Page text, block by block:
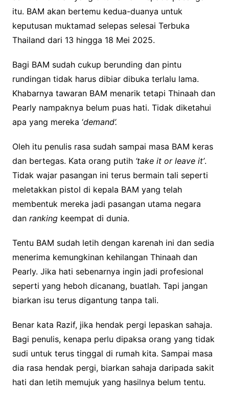
itu. BAM akan bertemu kedua-duanya untuk
keputusan muktamad selepas selesai Terbuka
Thailand dari 13 hingga 18 Mei 2025.
Bagi BAM sudah cukup berunding dan pintu
rundingan tidak harus dibiar dibuka terlalu lama.
Khabarnya tawaran BAM menarik tetapi Thinaah dan
Pearly nampaknya belum puas hati. Tidak diketahui
apa yang mereka ‘demand’.
Oleh itu penulis rasa sudah sampai masa BAM keras
dan bertegas. Kata orang putih ‘take it or leave it’.
Tidak wajar pasangan ini terus bermain tali seperti
meletakkan pistol di kepala BAM yang telah
membentuk mereka jadi pasangan utama negara
dan rankingkeempat di dunia.
Tentu BAM sudah letih dengan karenah ini dan sedia
menerima kemungkinan kehilangan Thinaah dan
Pearly. Jika hati sebenarnya ingin jadi profesional
seperti yang heboh dicanang, buatlah. Tapi jangan
biarkan isu terus digantung tanpa tali.
Benar kata Razif, jika hendak pergi lepaskan sahaja.
Bagi penulis, kenapa perlu dipaksa orang yang tidak
sudi untuk terus tinggal di rumah kita. Sampai masa
dia rasa hendak pergi, biarkan sahaja daripada sakit
hati dan letih memujuk yang hasilnya belum tentu.